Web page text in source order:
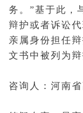
务。”基于此，
辩护或者诉讼
亲属身份担任
文书中被列为
咨询人：河南